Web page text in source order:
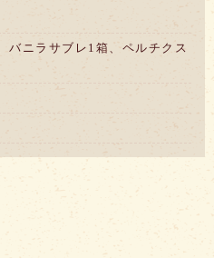
バニラサブレ1箱、ペルチクス